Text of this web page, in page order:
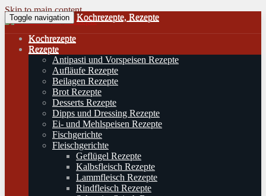
Skip to main content
Toggle navigation Kochrezepte, Rezepte
Kochrezepte
Rezepte
Antipasti und Vorspeisen Rezepte
Aufläufe Rezepte
Beilagen Rezepte
Brot Rezepte
Desserts Rezepte
Dipps und Dressing Rezepte
Ei- und Mehlspeisen Rezepte
Fischgerichte
Fleischgerichte
Geflügel Rezepte
Kalbsfleisch Rezepte
Lammfleisch Rezepte
Rindfleisch Rezepte